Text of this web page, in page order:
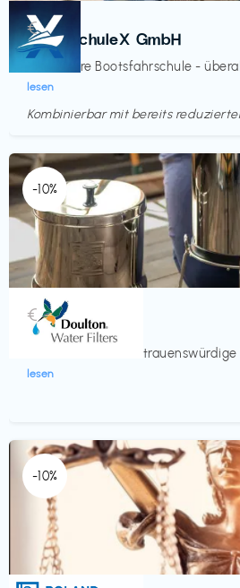
Kurse
BootsschuleX GmbH
Deine faire Bootsfahrschule -
lesen
€‎
Kombinierbar mit bereits
-10%
Küche & Haushalt
Doulton
Seit 200 Jahren
lesen
€‎
-10%